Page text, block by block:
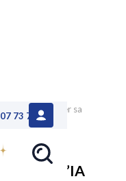
73 73
Optimiser sa
agents IA
avec l’IA